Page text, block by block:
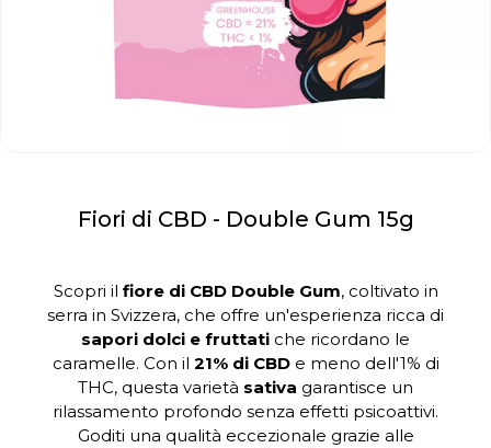
Fiori di CBD - Double Gum 15g
Scopri il fiore di CBD Double Gum, coltivato in
serra in Svizzera, che offre un'esperienza ricca di
sapori dolci e fruttati che ricordano le
caramelle. Con il 21% di CBDe meno dell'1% di
THC, questa varietà sativa garantisce un
rilassamento profondo senza effetti psicoattivi.
Goditi una qualità eccezionale grazie alle